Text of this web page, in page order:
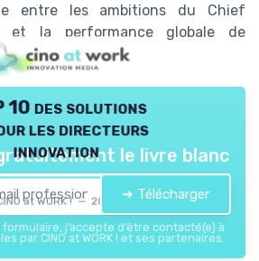
entre les ambitions du Chief
et la performance globale de
10 des solutions
les directeurs
innovation
at WORK ! — 2026
le livre blanc
➔ Télécharger
j’accepte d’être contacté(e) à
par CINO at WORK ! et ses partenaires.